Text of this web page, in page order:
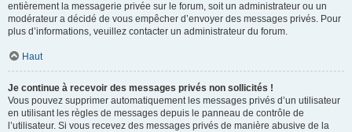
entièrement la messagerie privée sur le forum, soit un administrateur ou un
modérateur a décidé de vous empêcher d’envoyer des messages privés. Pour
plus d’informations, veuillez contacter un administrateur du forum.
Haut
Je continue à recevoir des messages privés non sollicités !
Vous pouvez supprimer automatiquement les messages privés d’un utilisateur
en utilisant les règles de messages depuis le panneau de contrôle de
l’utilisateur. Si vous recevez des messages privés de manière abusive de la